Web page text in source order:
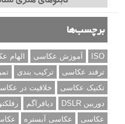
برچسب‌ها
ISO آموزش عکاسی الهام
ترفند عکاسی
ترکیب بندی
تکنیک عکاسی
خلاقیت در
دوربین DSLR
دیافراگم
عکاسی
عکاسی آبستره